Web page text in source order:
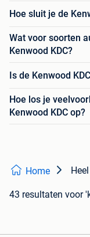
Hoe sluit je de
Wat voor soorten
Kenwood KDC?
Is de Kenwood
Hoe los je
Kenwood KDC op?
Home
43 resultaten voor